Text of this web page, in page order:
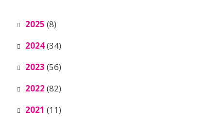
2025 (8)
2024(34)
2023 (56)
2022 (82)
2021 (11)